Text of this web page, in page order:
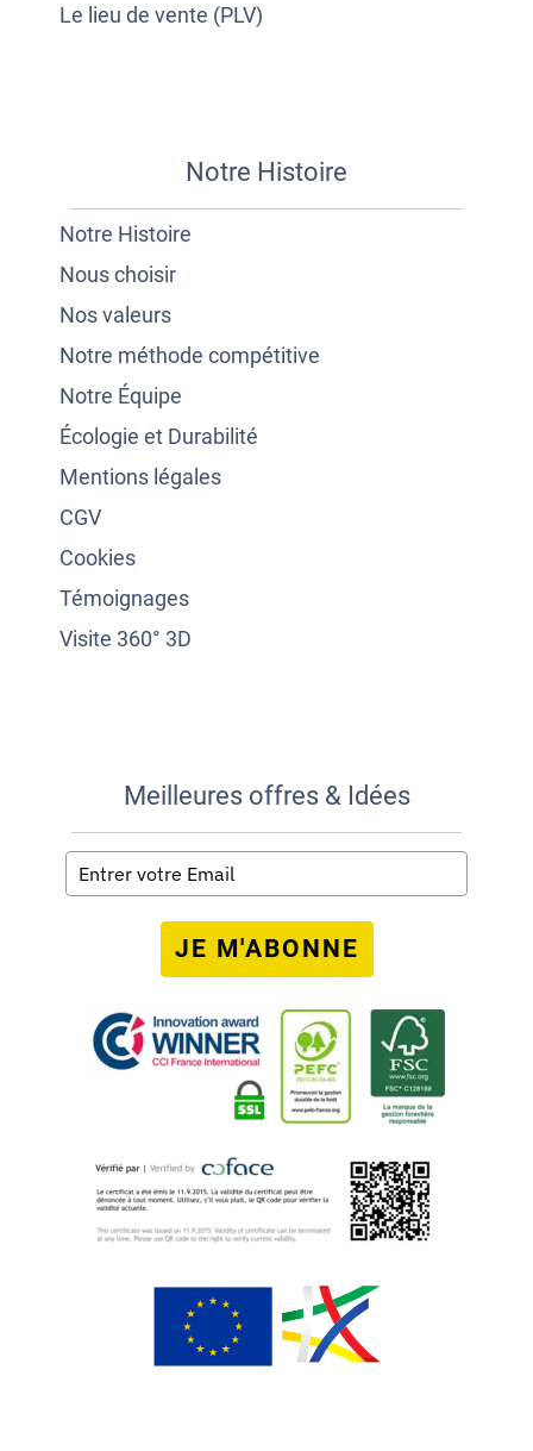
Le lieu de vente (PLV)
Notre Histoire
Notre Histoire
Nous choisir
Nos valeurs
Notre méthode compétitive
Notre Équipe
Écologie et Durabilité
Mentions légales
CGV
Cookies
Témoignages
Visite 360° 3D
Meilleures offres & Idées
JE M'ABONNE